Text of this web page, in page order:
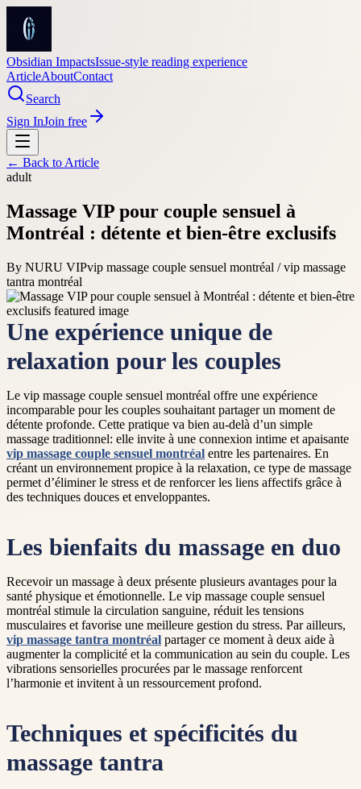
Obsidian ImpactsIssue-style reading experience
ArticleAboutContact
Search
Sign InJoin free
← Back to Article
adult
Massage VIP pour couple sensuel à
Montréal : détente et bien-être exclusifs
By NURU VIPvip massage couple sensuel montréal / vip massage
tantra montréal
Une expérience unique de
relaxation pour les couples
Le vip massage couple sensuel montréal offre une expérience
incomparable pour les couples souhaitant partager un moment de
détente profonde. Cette pratique va bien au-delà d’un simple
massage traditionnel: elle invite à une connexion intime et apaisante
vip massage couple sensuel montréal entre les partenaires. En
créant un environnement propice à la relaxation, ce type de massage
permet d’éliminer le stress et de renforcer les liens affectifs grâce à
des techniques douces et enveloppantes.
Les bienfaits du massage en duo
Recevoir un massage à deux présente plusieurs avantages pour la
santé physique et émotionnelle. Le vip massage couple sensuel
montréal stimule la circulation sanguine, réduit les tensions
musculaires et favorise une meilleure gestion du stress. Par ailleurs,
vip massage tantra montréal partager ce moment à deux aide à
augmenter la complicité et la communication au sein du couple. Les
vibrations sensorielles procurées par le massage renforcent
l’harmonie et invitent à un ressourcement profond.
Techniques et spécificités du
massage tantra